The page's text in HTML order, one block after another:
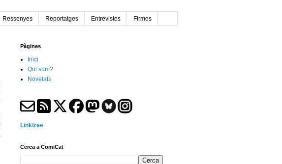
Ressenyes Reportatges Entrevistes Firmes
Pàgines
Inici
Qui som?
Novetats
Linktree
Cerca a ComiCat